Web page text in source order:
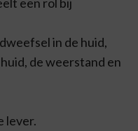
in de huid,
de weerstand en
lever.